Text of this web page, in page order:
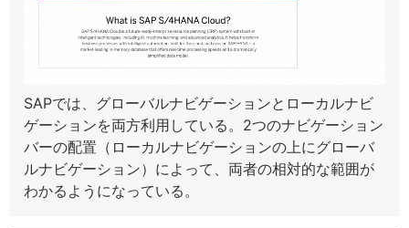
SAPでは、グローバルナビゲーションとローカルナビ
ゲーションを両方利用している。2つのナビゲーション
バーの配置（ローカルナビゲーションの上にグローバ
ルナビゲーション）によって、両者の相対的な範囲が
わかるようになっている。